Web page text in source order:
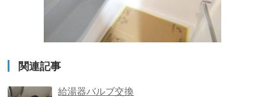
関連記事
給湯器バルブ交換